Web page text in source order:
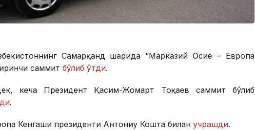
Самарқанд шаҳрида “Марказий Осиё – Европа
саммит бўлиб ўтди.
кеча Президент Қасим-Жомарт Тоқаев саммит бўлиб
.
Кенгаши президенти Антониу Кошта билан учрашди.